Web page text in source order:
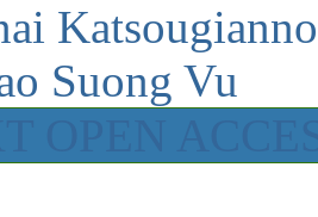
Suong Vu